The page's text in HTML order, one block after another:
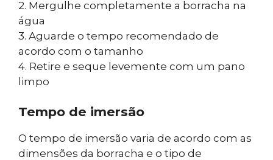
2. Mergulhe completamente a borracha na
água
3. Aguarde o tempo recomendado de
acordo com o tamanho
4. Retire e seque levemente com um pano
limpo
Tempo de imersão
O tempo de imersão varia de acordo com as
dimensões da borracha e o tipo de